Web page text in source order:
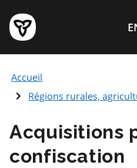
au
contenu
principal
Page
d'accueil
de
l'Ontario
Accueil
Régions rurales,
Acquisitions
confiscation